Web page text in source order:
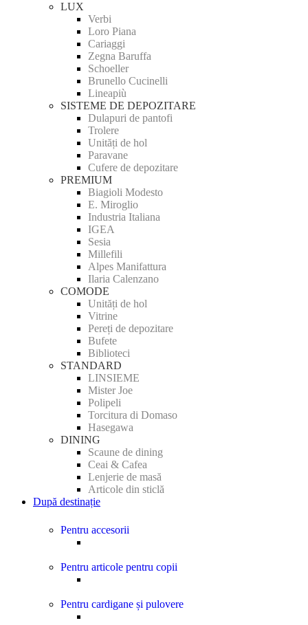
LUX
Verbi
Loro Piana
Cariaggi
Zegna Baruffa
Schoeller
Brunello Cucinelli
Lineapiù
SISTEME DE DEPOZITARE
Dulapuri de pantofi
Trolere
Unități de hol
Paravane
Cufere de depozitare
PREMIUM
Biagioli Modesto
E. Miroglio
Industria Italiana
IGEA
Sesia
Millefili
Alpes Manifattura
Ilaria Calenzano
COMODE
Unități de hol
Vitrine
Pereți de depozitare
Bufete
Biblioteci
STANDARD
LINSIEME
Mister Joe
Polipeli
Torcitura di Domaso
Hasegawa
DINING
Scaune de dining
Ceai & Cafea
Lenjerie de masă
Articole din sticlă
După destinație
Pentru accesorii
Pentru articole pentru copii
Pentru cardigane și pulovere